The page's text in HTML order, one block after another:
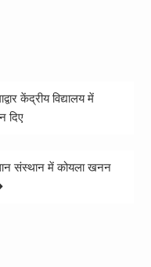
केंद्रीय विद्यालय में
दिए
संस्थान में कोयला खनन